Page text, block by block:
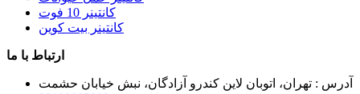
کانتینر 10 فوت
کانتینر بیت کوین
ارتباط با ما
آدرس : تهران، اتوبان لاین کندرو آزادگان، نبش خیابان حشمت